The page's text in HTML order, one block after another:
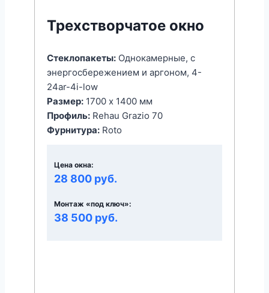
Трехстворчатое окно
Стеклопакеты: Однокамерные, с
энергоcбережением и аргоном, 4-
24ar-4i-low
Размер: 1700 x 1400 мм
Профиль: Rehau Grazio 70
Фурнитура: Roto
Цена окна:
28 800 руб.
Монтаж «под ключ»:
38 500 руб.